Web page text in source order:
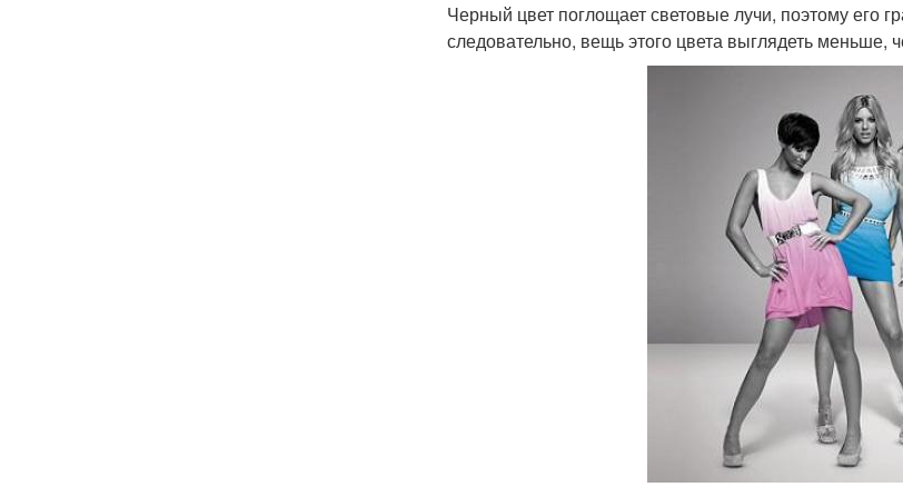
Черный цвет поглощает световые лучи, поэтому его
следовательно, вещь этого цвета выглядеть меньше,